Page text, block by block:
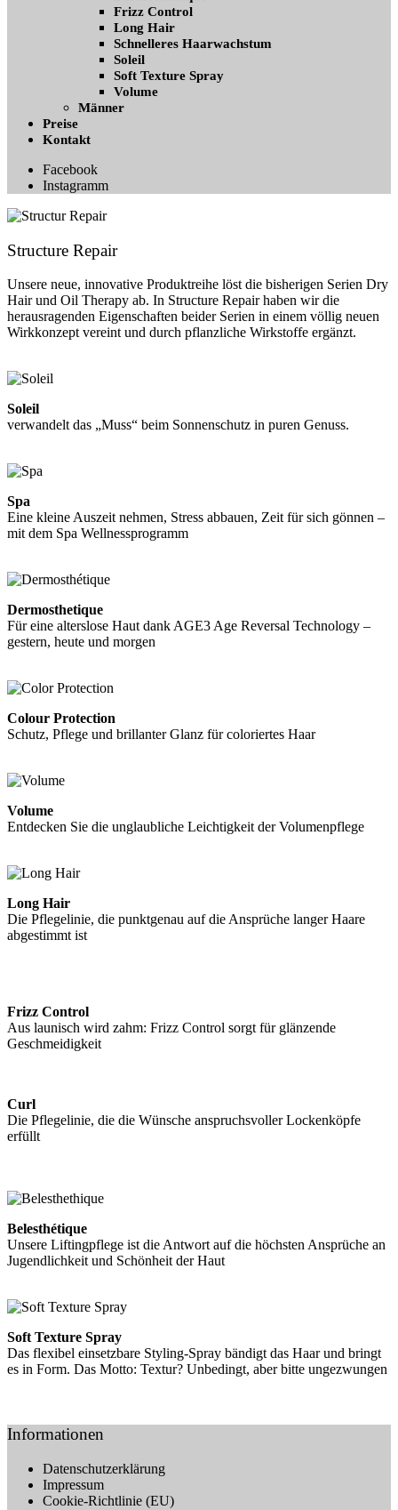
Frizz Control
Long Hair
Schnelleres Haarwachstum
Soleil
Soft Texture Spray
Volume
Männer
Preise
Kontakt
Facebook
Instagramm
Structure Repair
Unsere neue, innovative Produktreihe löst die bisherigen Serien Dry
Hair und Oil Therapy ab. In Structure Repair haben wir die
herausragenden Eigenschaften beider Serien in einem völlig neuen
Wirkkonzept vereint und durch pflanzliche Wirkstoffe ergänzt.
Soleil
verwandelt das „Muss“ beim Sonnenschutz in puren Genuss.
Spa
Eine kleine Auszeit nehmen, Stress abbauen, Zeit für sich gönnen –
mit dem Spa Wellnessprogramm
Dermosthetique
Für eine alterslose Haut dank AGE3 Age Reversal Technology –
gestern, heute und morgen
Colour Protection
Schutz, Pflege und brillanter Glanz für coloriertes Haar
Volume
Entdecken Sie die unglaubliche Leichtigkeit der Volumenpflege
Long Hair
Die Pflegelinie, die punktgenau auf die Ansprüche langer Haare
abgestimmt ist
Frizz Control
Aus launisch wird zahm: Frizz Control sorgt für glänzende
Geschmeidigkeit
Curl
Die Pflegelinie, die die Wünsche anspruchsvoller Lockenköpfe
erfüllt
Belesthétique
Unsere Liftingpflege ist die Antwort auf die höchsten Ansprüche an
Jugendlichkeit und Schönheit der Haut
Soft Texture Spray
Das flexibel einsetzbare Styling-Spray bändigt das Haar und bringt
es in Form. Das Motto: Textur? Unbedingt, aber bitte ungezwungen
Informationen
Datenschutzerklärung
Impressum
Cookie-Richtlinie (EU)